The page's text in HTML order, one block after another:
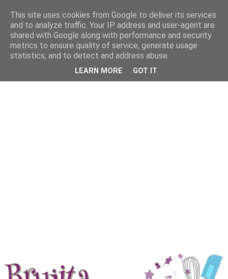
This site uses cookies from Google to deliver its services
and to analyze traffic. Your IP address and user-agent are
shared with Google along with performance and security
metrics to ensure quality of service, generate usage
statistics, and to detect and address abuse.
LEARN MORE GOT IT